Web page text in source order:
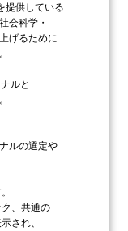
提供している
会科学・
げるために
ルと
ルの選定や
、共通の
され、